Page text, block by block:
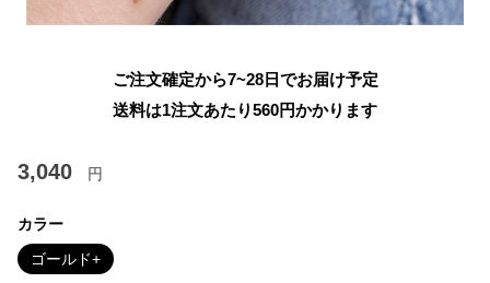
ご注文確定から7~28日でお届け予定
送料は1注文あたり560円かかります
3,040 円
カラー
ゴールド+